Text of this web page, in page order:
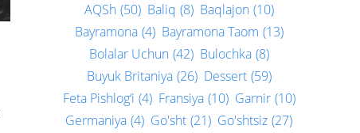
AQSh (50) Baliq (8) Baqlajon (10)
Bayramona (4) Bayramona Taom (13)
Bolalar Uchun (42) Bulochka (8)
Buyuk Britaniya (26) Dessert (59)
Feta Pishlog‘i (4) Fransiya (10) Garnir (10)
Germaniya (4) Go'sht (21) Go'shtsiz (27)